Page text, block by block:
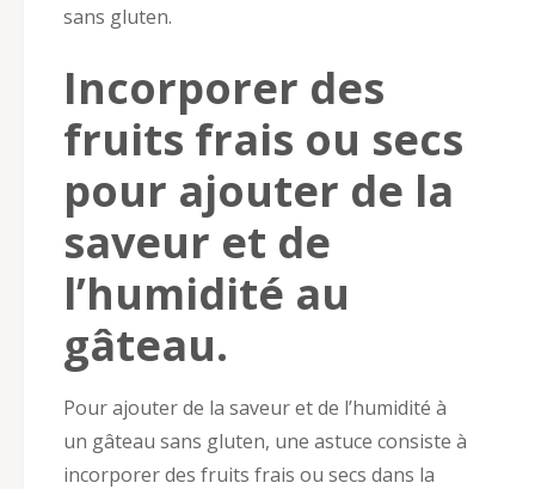
sans gluten.
Incorporer des
fruits frais ou secs
pour ajouter de la
saveur et de
l’humidité au
gâteau.
Pour ajouter de la saveur et de l’humidité à
un gâteau sans gluten, une astuce consiste à
incorporer des fruits frais ou secs dans la